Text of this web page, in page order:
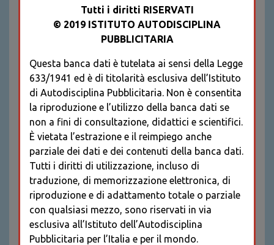
Recupera password
REGISTRATI
* I CAMPI CONTRASSEGNATI SONO
OBBLIGATORI
Tutti i diritti RISERVATI
© 2019 ISTITUTO AUTODISCIPLINA
PUBBLICITARIA
Questa banca dati è tutelata ai sensi della Legge
633/1941 ed è di titolarità esclusiva dell’Istituto
di Autodisciplina Pubblicitaria. Non è consentita
la riproduzione e l’utilizzo della banca dati se
non a fini di consultazione, didattici e scientifici.
È vietata l’estrazione e il reimpiego anche
parziale dei dati e dei contenuti della banca dati.
Tutti i diritti di utilizzazione, incluso di
traduzione, di memorizzazione elettronica, di
riproduzione e di adattamento totale o parziale
con qualsiasi mezzo, sono riservati in via
esclusiva all’Istituto dell’Autodisciplina
Pubblicitaria per l’Italia e per il mondo.